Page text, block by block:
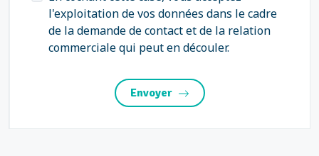
l'exploitation de vos données dans le cadre
de la demande de contact et de la relation
commerciale qui peut en découler.
Envoyer